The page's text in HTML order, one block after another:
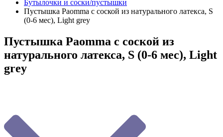
Бутылочки и соски/пустышки
Пустышка Paomma с соской из натурального латекса, S
(0-6 мес), Light grey
Пустышка Paomma с соской из
натурального латекса, S (0-6 мес), Light
grey